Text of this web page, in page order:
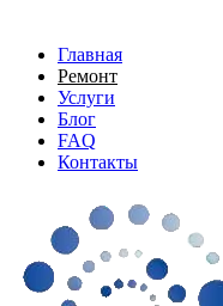
Главная
Ремонт
Услуги
Блог
FAQ
Контакты